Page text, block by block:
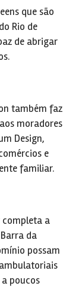
que são
Rio de
de abrigar
também faz
moradores
Design,
e
familiar.
completa a
da
possam
poucos